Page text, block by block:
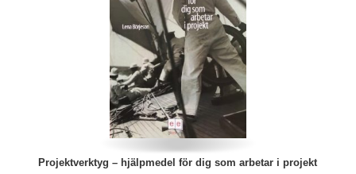
Projektverktyg – hjälpmedel för dig som arbetar i projekt